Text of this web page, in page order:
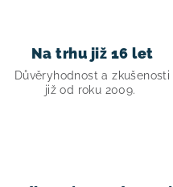
k
Na trhu již 16 let
Důvěryhodnost a zkušenosti
již od roku 2009.